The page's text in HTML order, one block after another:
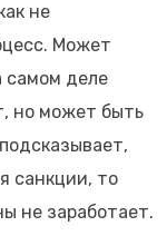
не
Может
самом деле
но может быть
санкции, то
не заработает.